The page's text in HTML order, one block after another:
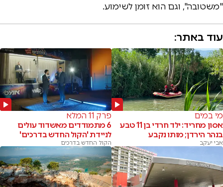
"משטובה", וגם הוא זומן לשימוע.
עוד באתר:
מי במים
אסון מחריד: ילד חרדי בן 11 טבע
בנהר הירדן; מותו נקבע
אבי יעקב
פרק 11 המלא
6 מתמודדים מאשדוד עולים
לניידת 'הקול החדש בדרכים'
הקול החדש בדרכים